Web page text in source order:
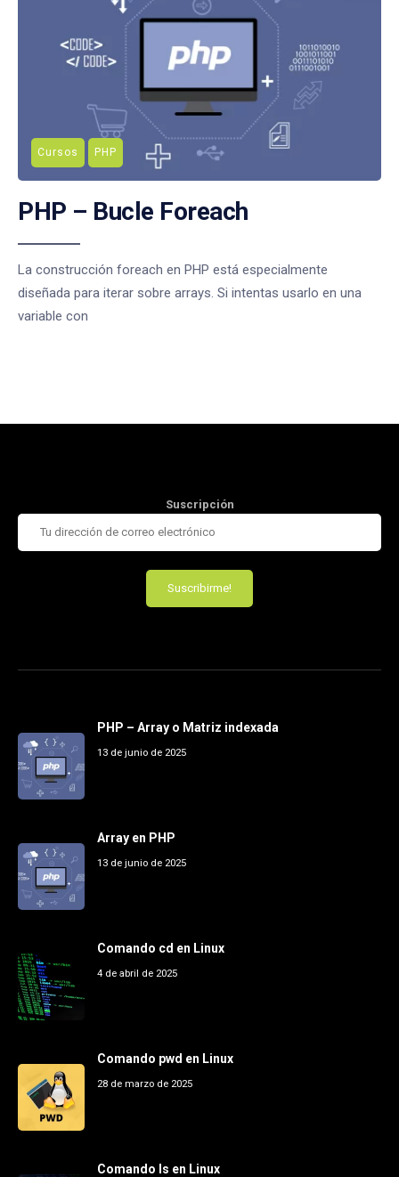
Cursos PHP
PHP – Bucle Foreach
La construcción foreach en PHP está especialmente
diseñada para iterar sobre arrays. Si intentas usarlo en una
variable con
Suscripción
PHP – Array o Matriz indexada
13 de junio de 2025
Array en PHP
13 de junio de 2025
Comando cd en Linux
4 de abril de 2025
Comando pwd en Linux
28 de marzo de 2025
Comando ls en Linux